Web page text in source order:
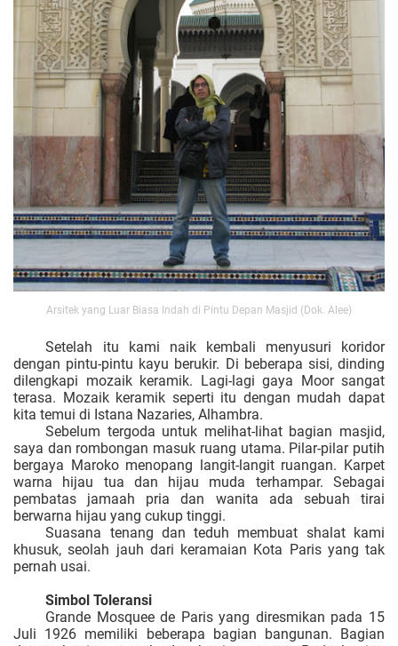
Arsitek yang Luar Biasa Indah di Pintu Depan Masjid (Dok. Alee)
Setelah itu kami naik kembali menyusuri koridor
dengan pintu-pintu kayu berukir. Di beberapa sisi, dinding
dilengkapi mozaik keramik. Lagi-lagi gaya Moor sangat
terasa. Mozaik keramik seperti itu dengan mudah dapat
kita temui di Istana Nazaries, Alhambra.
Sebelum tergoda untuk melihat-lihat bagian masjid,
saya dan rombongan masuk ruang utama. Pilar-pilar putih
bergaya Maroko menopang langit-langit ruangan. Karpet
warna hijau tua dan hijau muda terhampar. Sebagai
pembatas jamaah pria dan wanita ada sebuah tirai
berwarna hijau yang cukup tinggi.
Suasana tenang dan teduh membuat shalat kami
khusuk, seolah jauh dari keramaian Kota Paris yang tak
pernah usai.
Simbol Toleransi
Grande Mosquee de Paris yang diresmikan pada 15
Juli 1926 memiliki beberapa bagian bangunan. Bagian